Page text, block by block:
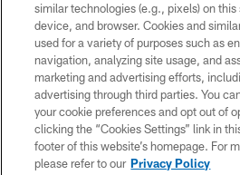
Copyright © 2026 Houston Texans. All
HoustonTexans.com may be duplicated,
form. By accessing any information beyond
the HoustonTexans.com Privacy Policy,
Conditions.
PRIVACY
ACCESSIBILITY
CONTACT US
similar technologies (e.g., pixels) on
device, and browser. Cookies and
used for a variety of purposes such as
navigation, analyzing site usage, and
marketing and advertising efforts,
advertising through third parties. You
your cookie preferences and opt out of
clicking the “Cookies Settings” link in
footer of this website’s homepage. For
please refer to our Privacy Policy